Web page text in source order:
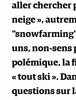
aller chercher
neige »,
uns, non-sens
polémique, la
« tout ski ».
questions sur